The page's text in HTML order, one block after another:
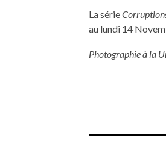
La série
au lundi 14
Photographie à la